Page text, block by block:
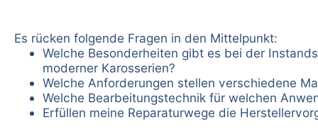
Es rücken folgende Fragen in den Mittelpunkt:
Welche Besonderheiten gibt es bei der
moderner Karosserien?
Welche Anforderungen stellen verschiedene
Welche Bearbeitungstechnik für welchen
Erfüllen meine Reparaturwege die